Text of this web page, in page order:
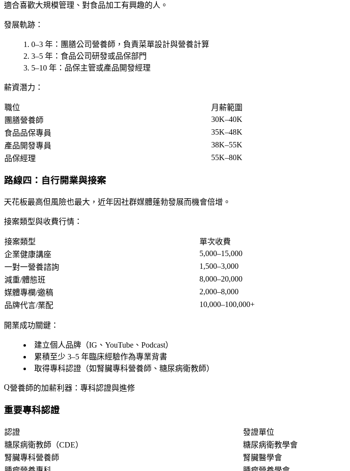
適合喜歡大規模管理、對食品加工有興趣的人。
發展軌跡：
0–3 年 ：團膳公司營養師，負責菜單設計與營養計算
3–5 年 ：食品公司研發或品保部門
5–10 年 ：品保主管或產品開發經理
薪資潛力：
職位 月薪範圍
團膳營養師
30K–40K
食品品保專員
35K–48K
產品開發專員
38K–55K
品保經理
55K–80K
路線四：自行開業與接案
天花板最高但風險也最大，近年因社群媒體蓬勃發展而機會倍增。
接案類型與收費行情：
接案類型 單次收費
企業健康講座
5,000–15,000
一對一營養諮詢
1,500–3,000
減重/體態班
8,000–20,000
媒體專欄/邀稿
2,000–8,000
品牌代言/業配
10,000–100,000+
開業成功關鍵：
建立個人品牌（IG、YouTube、Podcast）
累積至少 3–5 年臨床經驗作為專業背書
取得專科認證（如腎臟專科營養師、糖尿病衛教師）
營養師的加薪利器：專科認證與進修
重要專科認證
認證 發證單位
糖尿病衛教師（CDE）
糖尿病衛教學會
腎臟專科營養師
腎臟醫學會